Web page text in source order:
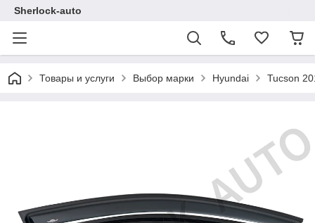
Sherlock-auto
Товары и услуги Выбор марки Hyundai Tucson